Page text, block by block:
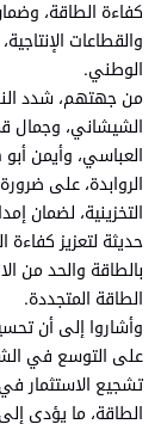
كفاءة الطاقة،
والقطاعات
الوطني.
من جهتهم، شدد
الشيشاني، وجمال
العباسي، وأيمن أبو
الروابدة، على
التخزينية، لضمان
حديثة لتعزيز
بالطاقة والحد من
الطاقة المتجددة.
وأشاروا إلى أن
على التوسع في
تشجيع الاستثمار
الطاقة، ما يؤدي